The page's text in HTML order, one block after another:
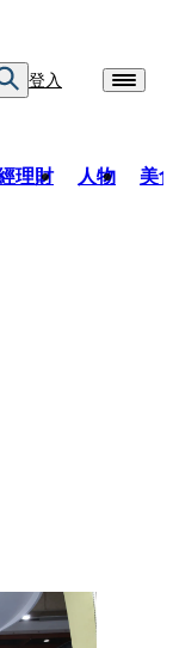
登入
理財 人物 美